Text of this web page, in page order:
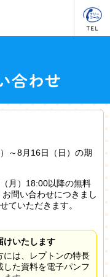
～8月16日（日）の期
月）18:00以降の無料
問い合わせにつきまし
ていただきます。
けいたします
には、レプトンの特長
た資料を電子パンフ